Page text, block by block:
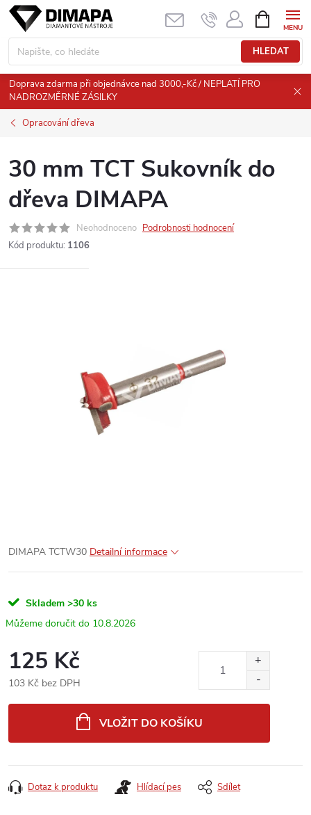
Přejít
obsah
HLEDAT
NÁKUPNÍ
KOŠÍK
Doprava zdarma při objednávce nad 3000,-Kč / NEPLATÍ PRO
NADROZMĚRNÉ ZÁSILKY
Opracování dřeva
30 mm TCT Sukovník do
dřeva DIMAPA
Neohodnoceno Podrobnosti hodnocení
Kód produktu: 1106
DIMAPA TCTW30 Detailní informace
Skladem >30 ks
10.8.2026
125 Kč
103 Kč bez DPH
VLOŽIT DO KOŠÍKU
Dotaz k produktu Hlídací pes Sdílet